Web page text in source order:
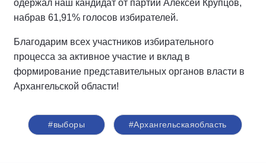
одержал наш кандидат от партии Алексей Крупцов,
набрав 61,91% голосов избирателей.
Благодарим всех участников избирательного
процесса за активное участие и вклад в
формирование представительных органов власти в
Архангельской области!
#выборы #Архангельскаяобласть